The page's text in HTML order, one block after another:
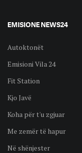
EMISIONE NEWS24
Autoktonët
Emisioni Vila 24
Fit Station
Kjo Javë
Koha për t'u zgjuar
Me zemër të hapur
Në shënjester